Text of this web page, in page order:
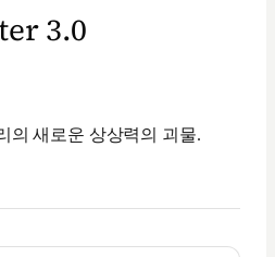
3.0
의 새로운 상상력의 괴물.